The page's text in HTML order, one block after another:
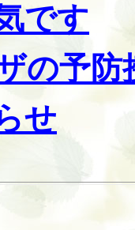
です
の予防
せ